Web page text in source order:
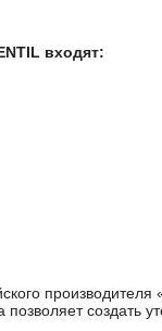
входят:
позволяет